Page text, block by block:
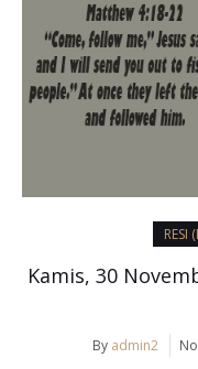
RESI
Kamis, 30
By admin2